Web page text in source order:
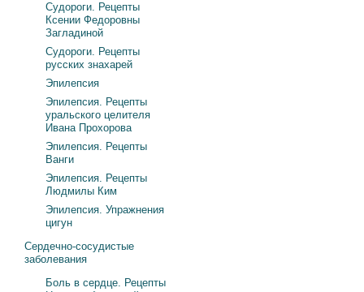
Судороги. Рецепты
Ксении Федоровны
Загладиной
Судороги. Рецепты
русских знахарей
Эпилепсия
Эпилепсия. Рецепты
уральского целителя
Ивана Прохорова
Эпилепсия. Рецепты
Ванги
Эпилепсия. Рецепты
Людмилы Ким
Эпилепсия. Упражнения
цигун
Сердечно-сосудистые
заболевания
Боль в сердце. Рецепты